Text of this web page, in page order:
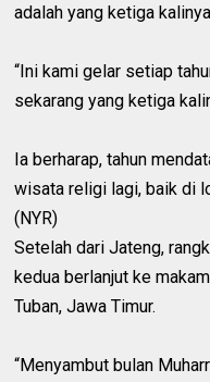
adalah yang ketiga
“Ini kami gelar setiap
sekarang yang ketiga
Ia berharap, tahun
wisata religi lagi, baik di
(NYR)
Setelah dari Jateng,
kedua berlanjut ke
Tuban, Jawa Timur.
“Menyambut bulan